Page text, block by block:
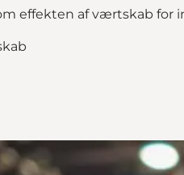
effekten af værtskab for